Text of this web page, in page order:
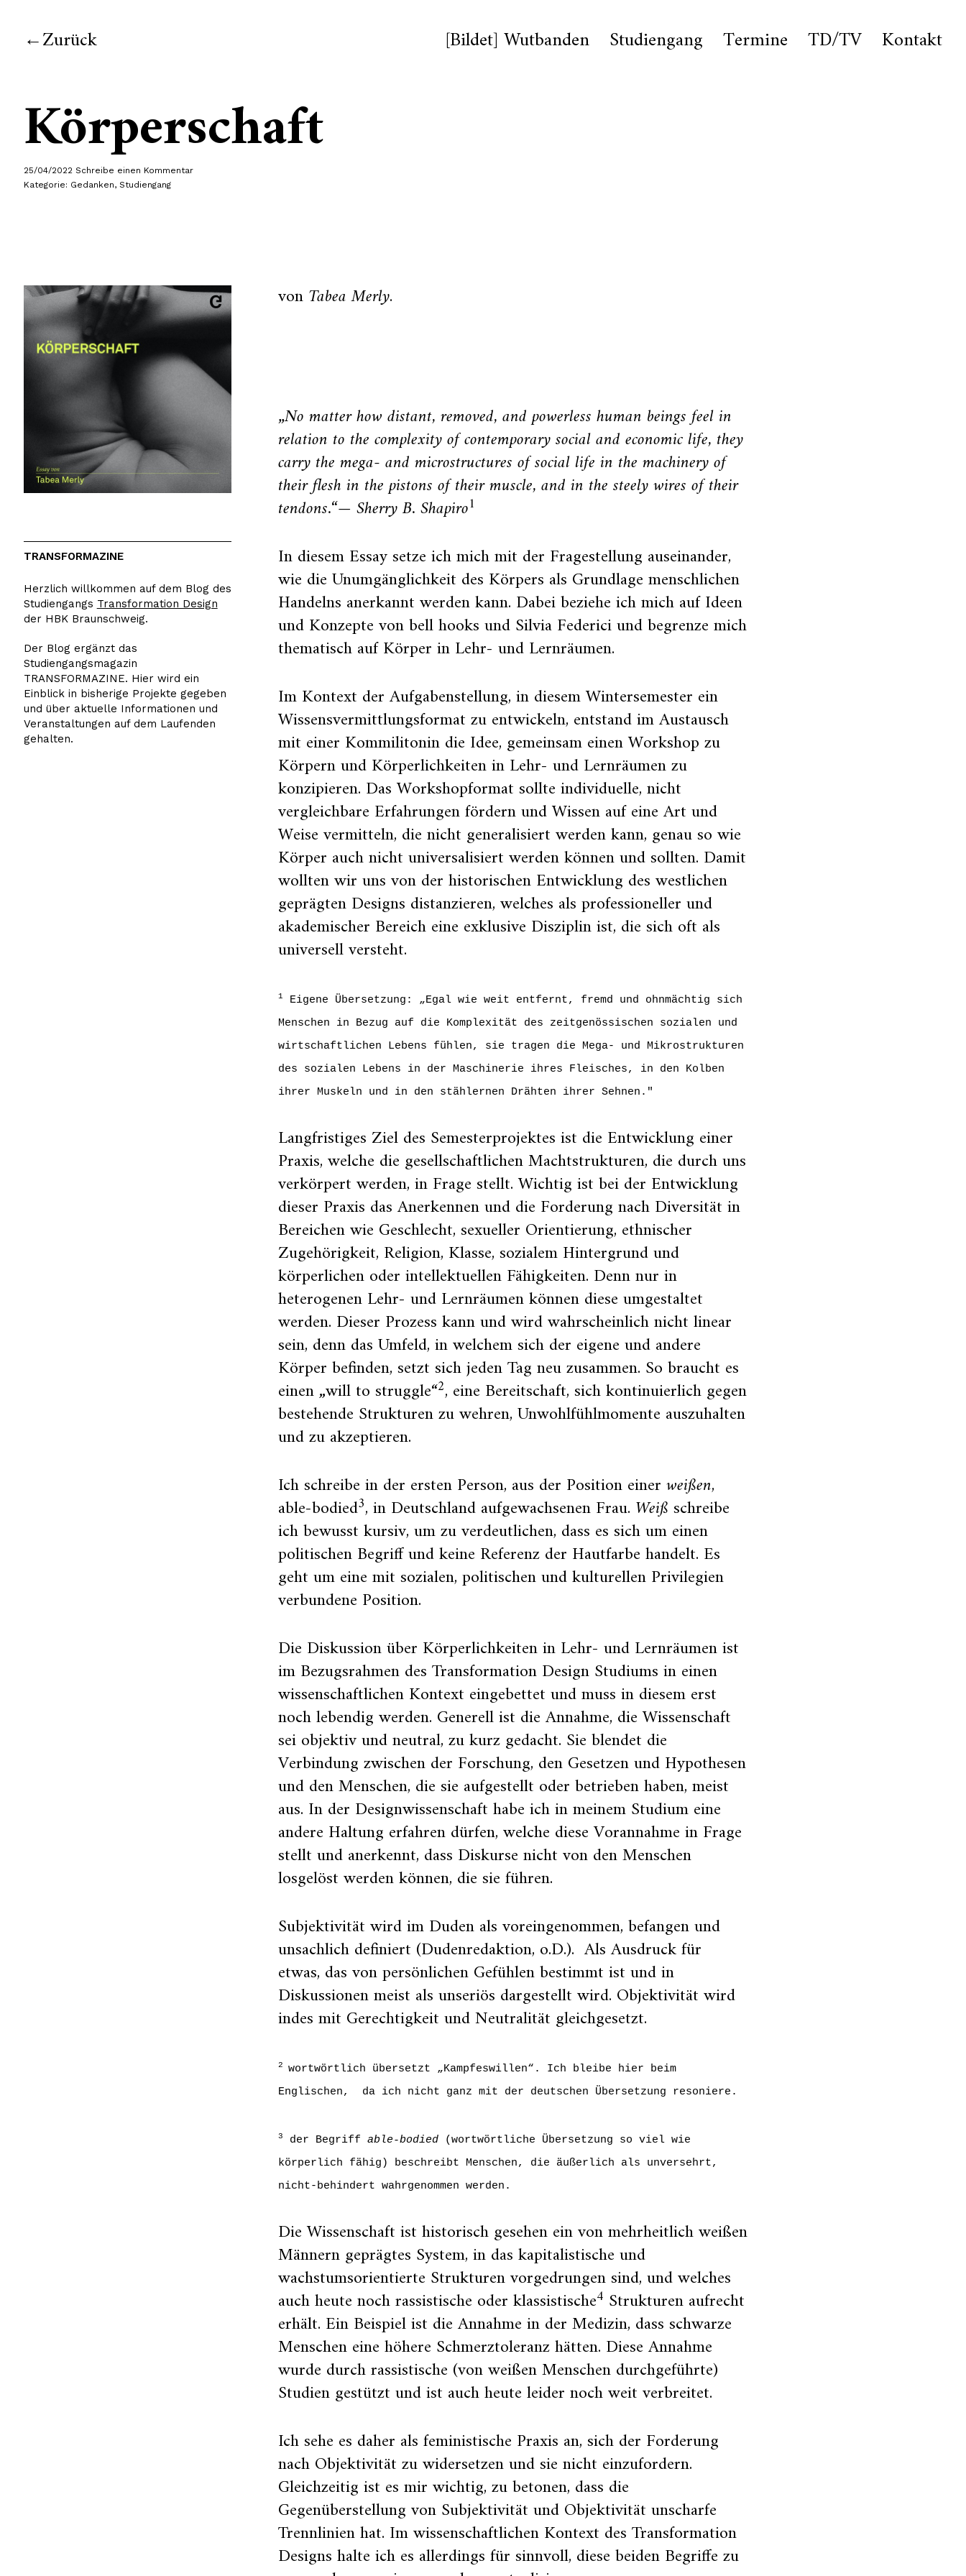
Zurück [Bildet] Wutbanden Studiengang Termine TD/TV Kontakt
Körperschaft
25/04/2022 Schreibe einen Kommentar
Kategorie: Gedanken, Studiengang
vonTabea Merly.
„No matter how distant, removed, and powerless human beings feel in
relation to the complexity of contemporary social and economic life, they
carry the mega- and microstructures of social life in the machinery of
their flesh in the pistons of their muscle, and in the steely wires of their
tendons.“— Sherry B. Shapiro1
In diesem Essay setze ich mich mit der Fragestellung auseinander,
wie die Unumgänglichkeit des Körpers als Grundlage menschlichen
Handelns anerkannt werden kann. Dabei beziehe ich mich auf Ideen
und Konzepte von bell hooks und Silvia Federici und begrenze mich
thematisch auf Körper in Lehr- und Lernräumen.
Im Kontext der Aufgabenstellung, in diesem Wintersemester ein
Wissensvermittlungsformat zu entwickeln, entstand im Austausch
mit einer Kommilitonin die Idee, gemeinsam einen Workshop zu
Körpern und Körperlichkeiten in Lehr- und Lernräumen zu
konzipieren. Das Workshopformat sollte individuelle, nicht
vergleichbare Erfahrungen fördern und Wissen auf eine Art und
Weise vermitteln, die nicht generalisiert werden kann, genau so wie
Körper auch nicht universalisiert werden können und sollten. Damit
wollten wir uns von der historischen Entwicklung des westlichen
geprägten Designs distanzieren, welches als professioneller und
akademischer Bereich eine exklusive Disziplin ist, die sich oft als
universell versteht.
1
Eigene Übersetzung: „Egal wie weit entfernt, fremd und ohnmächtig sich
Menschen in Bezug auf die Komplexität des zeitgenössischen sozialen und
wirtschaftlichen Lebens fühlen, sie tragen die Mega- und Mikrostrukturen
des sozialen Lebens in der Maschinerie ihres Fleisches, in den Kolben
ihrer Muskeln und in den stählernen Drähten ihrer Sehnen."
Langfristiges Ziel des Semesterprojektes ist die Entwicklung einer
Praxis, welche die gesellschaftlichen Machtstrukturen, die durch uns
verkörpert werden, in Frage stellt. Wichtig ist bei der Entwicklung
dieser Praxis das Anerkennen und die Forderung nach Diversität in
Bereichen wie Geschlecht, sexueller Orientierung, ethnischer
Zugehörigkeit, Religion, Klasse, sozialem Hintergrund und
körperlichen oder intellektuellen Fähigkeiten. Denn nur in
heterogenen Lehr- und Lernräumen können diese umgestaltet
werden. Dieser Prozess kann und wird wahrscheinlich nicht linear
sein, denn das Umfeld, in welchem sich der eigene und andere
Körper befinden, setzt sich jeden Tag neu zusammen. So braucht es
einen „will to struggle“2, eine Bereitschaft, sich kontinuierlich gegen
bestehende Strukturen zu wehren, Unwohlfühlmomente auszuhalten
und zu akzeptieren.
Ich schreibe in der ersten Person, aus der Position einerweißen,
able-bodied3, in Deutschland aufgewachsenen Frau. Weißschreibe
ich bewusst kursiv, um zu verdeutlichen, dass es sich um einen
politischen Begriff und keine Referenz der Hautfarbe handelt. Es
geht um eine mit sozialen, politischen und kulturellen Privilegien
verbundene Position.
Die Diskussion über Körperlichkeiten in Lehr- und Lernräumen ist
im Bezugsrahmen des Transformation Design Studiums in einen
wissenschaftlichen Kontext eingebettet und muss in diesem erst
noch lebendig werden. Generell ist die Annahme, die Wissenschaft
sei objektiv und neutral, zu kurz gedacht. Sie blendet die
Verbindung zwischen der Forschung, den Gesetzen und Hypothesen
und den Menschen, die sie aufgestellt oder betrieben haben, meist
aus. In der Designwissenschaft habe ich in meinem Studium eine
andere Haltung erfahren dürfen, welche diese Vorannahme in Frage
stellt und anerkennt, dass Diskurse nicht von den Menschen
losgelöst werden können, die sie führen.
Subjektivität wird im Duden als voreingenommen, befangen und
unsachlich definiert (Dudenredaktion, o.D.). Als Ausdruck für
etwas, das von persönlichen Gefühlen bestimmt ist und in
Diskussionen meist als unseriös dargestellt wird. Objektivität wird
indes mit Gerechtigkeit und Neutralität gleichgesetzt.
2wortwörtlich übersetzt „Kampfeswillen“. Ich bleibe hier beim
Englischen, da ich nicht ganz mit der deutschen Übersetzung resoniere.
3 der Begriffable-bodied (wortwörtliche Übersetzung so viel wie
körperlich fähig) beschreibt Menschen, die äußerlich als unversehrt,
nicht-behindert wahrgenommen werden.
Die Wissenschaft ist historisch gesehen ein von mehrheitlich weißen
Männern geprägtes System, in das kapitalistische und
wachstumsorientierte Strukturen vorgedrungen sind, und welches
auch heute noch rassistische oder klassistische4 Strukturen aufrecht
erhält. Ein Beispiel ist die Annahme in der Medizin, dass schwarze
Menschen eine höhere Schmerztoleranz hätten. Diese Annahme
wurde durch rassistische (von weißen Menschen durchgeführte)
Studien gestützt und ist auch heute leider noch weit verbreitet.
Ich sehe es daher als feministische Praxis an, sich der Forderung
nach Objektivität zu widersetzen und sie nicht einzufordern.
Gleichzeitig ist es mir wichtig, zu betonen, dass die
Gegenüberstellung von Subjektivität und Objektivität unscharfe
Trennlinien hat. Im wissenschaftlichen Kontext des Transformation
Designs halte ich es allerdings für sinnvoll, diese beiden Begriffe zu
TRANSFORMAZINE
Herzlich willkommen auf dem Blog des
Studiengangs Transformation Design
der HBK Braunschweig.
Der Blog ergänzt das
Studiengangsmagazin
TRANSFORMAZINE. Hier wird ein
Einblick in bisherige Projekte gegeben
und über aktuelle Informationen und
Veranstaltungen auf dem Laufenden
gehalten.